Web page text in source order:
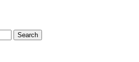
Search